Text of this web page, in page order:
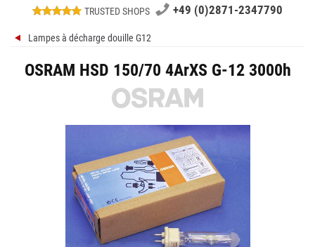
TRUSTED SHOPS +49 (0)2871-2347790
Lampes à décharge douille G12
OSRAM HSD 150/70 4ArXS G-12 3000h